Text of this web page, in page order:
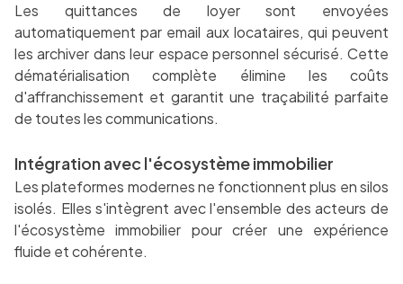
Les quittances de loyer sont envoyées
automatiquement par email aux locataires, qui peuvent
les archiver dans leur espace personnel sécurisé. Cette
dématérialisation complète élimine les coûts
d'affranchissement et garantit une traçabilité parfaite
de toutes les communications.
Intégration avec l'écosystème immobilier
Les plateformes modernes ne fonctionnent plus en silos
isolés. Elles s'intègrent avec l'ensemble des acteurs de
l'écosystème immobilier pour créer une expérience
fluide et cohérente.